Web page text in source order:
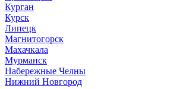
Курган
Курск
Липецк
Магнитогорск
Махачкала
Мурманск
Набережные Челны
Нижний Новгород